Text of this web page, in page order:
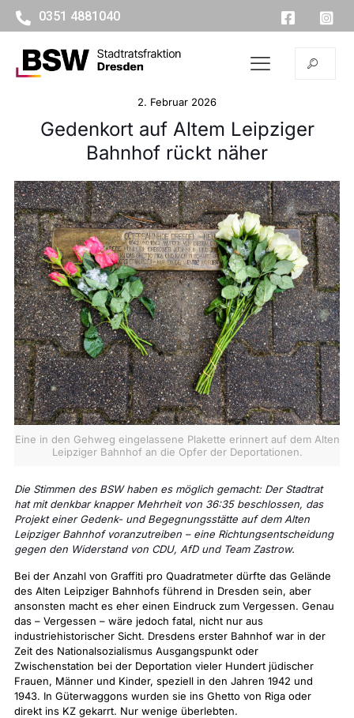
0351 4881040
2. Februar 2026
Gedenkort auf Altem Leipziger
Bahnhof rückt näher
Eine in den Gehweg eingelassene Plakette erinnert auf dem Alten
Leipziger Bahnhof an die Opfer der Deportationen.
Die Stimmen des BSW haben es möglich gemacht: Der Stadtrat
hat mit denkbar knapper Mehrheit von 36:35 beschlossen, das
Projekt einer Gedenk- und Begegnungsstätte auf dem Alten
Leipziger Bahnhof voranzutreiben – eine Richtungsentscheidung
gegen den Widerstand von CDU, AfD und Team Zastrow.
Bei der Anzahl von Graffiti pro Quadratmeter dürfte das Gelände
des Alten Leipziger Bahnhofs führend in Dresden sein, aber
ansonsten macht es eher einen Eindruck zum Vergessen. Genau
das – Vergessen – wäre jedoch fatal, nicht nur aus
industriehistorischer Sicht. Dresdens erster Bahnhof war in der
Zeit des Nationalsozialismus Ausgangspunkt oder
Zwischenstation bei der Deportation vieler Hundert jüdischer
Frauen, Männer und Kinder, speziell in den Jahren 1942 und
1943. In Güterwaggons wurden sie ins Ghetto von Riga oder
direkt ins KZ gekarrt. Nur wenige überlebten.